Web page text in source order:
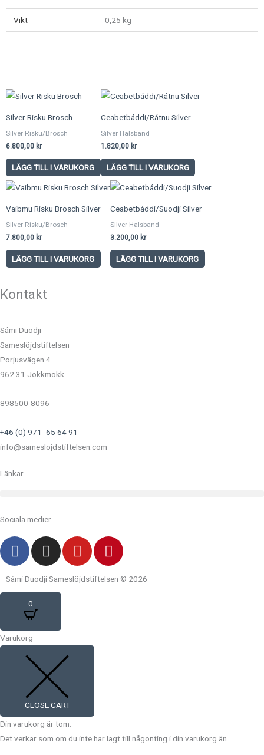
Vikt 0,25 kg
Silver Risku Brosch
Silver Risku/Brosch
6.800,00 kr
LÄGG TILL I VARUKORG
Ceabetbáddi/Rátnu Silver
Silver Halsband
1.820,00 kr
LÄGG TILL I VARUKORG
Vaibmu Risku Brosch Silver
Silver Risku/Brosch
7.800,00 kr
LÄGG TILL I VARUKORG
Ceabetbáddi/Suodji Silver
Silver Halsband
3.200,00 kr
LÄGG TILL I VARUKORG
Kontakt
Sámi Duodji
Sameslöjdstiftelsen
Porjusvägen 4
962 31 Jokkmokk
898500-8096
+46 (0) 971- 65 64 91
info@sameslojdstiftelsen.com
Länkar
Sociala medier
F
a
c
e
o
k
I
n
s
t
r
a
m
Y
o
u
t
P
i
t
Sámi Duodji Sameslöjdstiftelsen © 2026
0
Varukorg
CLOSE CART
Din varukorg är tom.
Det verkar som om du inte har lagt till någonting i din varukorg än.